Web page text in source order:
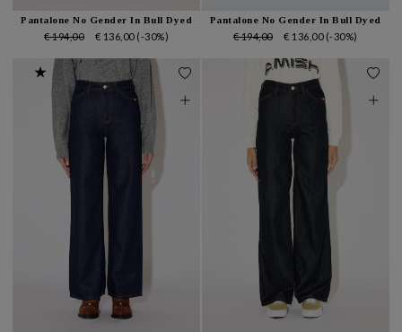
Pantalone No Gender In Bull Dyed
€ 194,00 € 136,00 (-30%)
Pantalone No Gender In Bull Dyed
€ 194,00 € 136,00 (-30%)
★